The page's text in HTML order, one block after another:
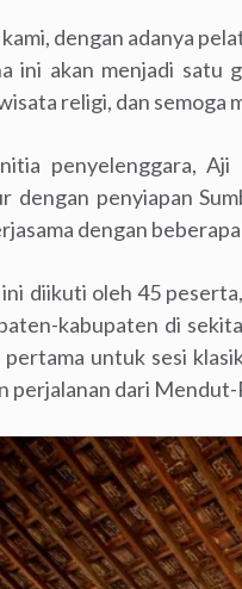
dengan adanya
ini akan menjadi satu
religi, dan semoga
penyelenggara,
dengan penyiapan
dengan
diikuti oleh 45
kabupaten di
untuk sesi
perjalanan dari